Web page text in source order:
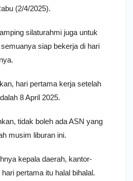
(2/4/2025).
silaturahmi juga untuk
siap bekerja di hari
hari pertama kerja setelah
8 April 2025.
tidak boleh ada ASN yang
musim liburan ini.
kepala daerah, kantor-
pertama itu halal bihalal.